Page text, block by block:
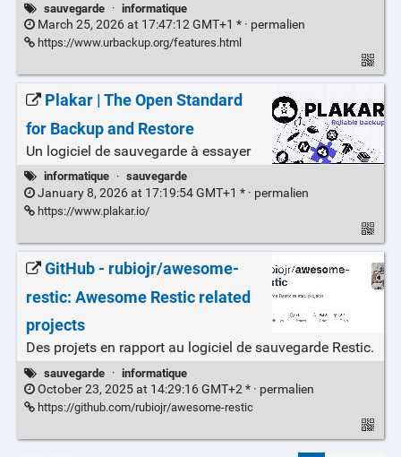
sauvegarde · informatique
March 25, 2026 at 17:47:12 GMT+1 * · permalien
https://www.urbackup.org/features.html
Plakar | The Open Standard
for Backup and Restore
Un logiciel de sauvegarde à essayer
informatique · sauvegarde
January 8, 2026 at 17:19:54 GMT+1 * · permalien
https://www.plakar.io/
GitHub - rubiojr/awesome-
restic: Awesome Restic related
projects
Des projets en rapport au logiciel de sauvegarde Restic.
sauvegarde · informatique
October 23, 2025 at 14:29:16 GMT+2 * · permalien
https://github.com/rubiojr/awesome-restic